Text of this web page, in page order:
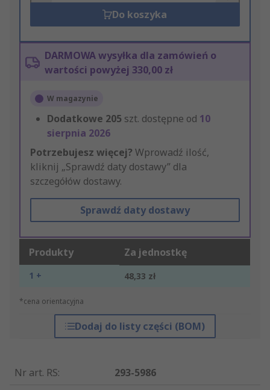
Do koszyka
DARMOWA wysyłka dla zamówień o
wartości powyżej 330,00 zł
W magazynie
Dodatkowe 205 szt. dostępne od 10
sierpnia 2026
Potrzebujesz więcej? Wprowadź ilość,
kliknij „Sprawdź daty dostawy” dla
szczegółów dostawy.
Sprawdź daty dostawy
Produkty Za jednostkę
1 + 48,33 zł
*cena orientacyjna
Dodaj do listy części (BOM)
Nr art. RS:
293-5986